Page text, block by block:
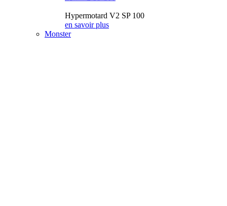
Hypermotard V2 SP 100
en savoir plus
Monster